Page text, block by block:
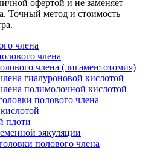
офертой и не заменяет
Точный метод и стоимость
члена
члена
члена (лигаментотомия)
гиалуроновой кислотой
полимолочной кислотой
полового члена
плоти
эякуляции
полового члена